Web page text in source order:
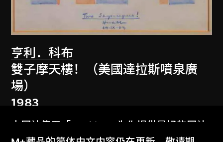
亨利．科布
雙子摩天樓！（美國達拉斯噴泉廣
場）
1983
本网站使用「Cookies」为你提供最好的网站